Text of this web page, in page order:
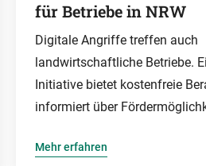
für Betriebe in NRW
Digitale Angriffe treffen auch
landwirtschaftliche Betriebe.
Initiative bietet kostenfreie
informiert über
Mehr erfahren